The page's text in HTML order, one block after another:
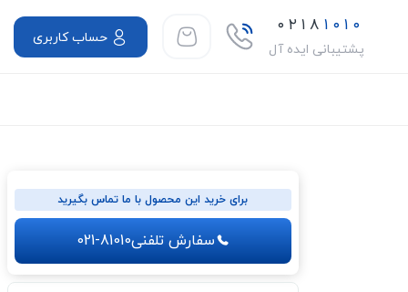
۰۲۱۸ ۱۰۱۰
پشتیبانی ایده آل
حساب کاربری
برای خرید این محصول با ما تماس بگیرید
سفارش تلفنی021-81010